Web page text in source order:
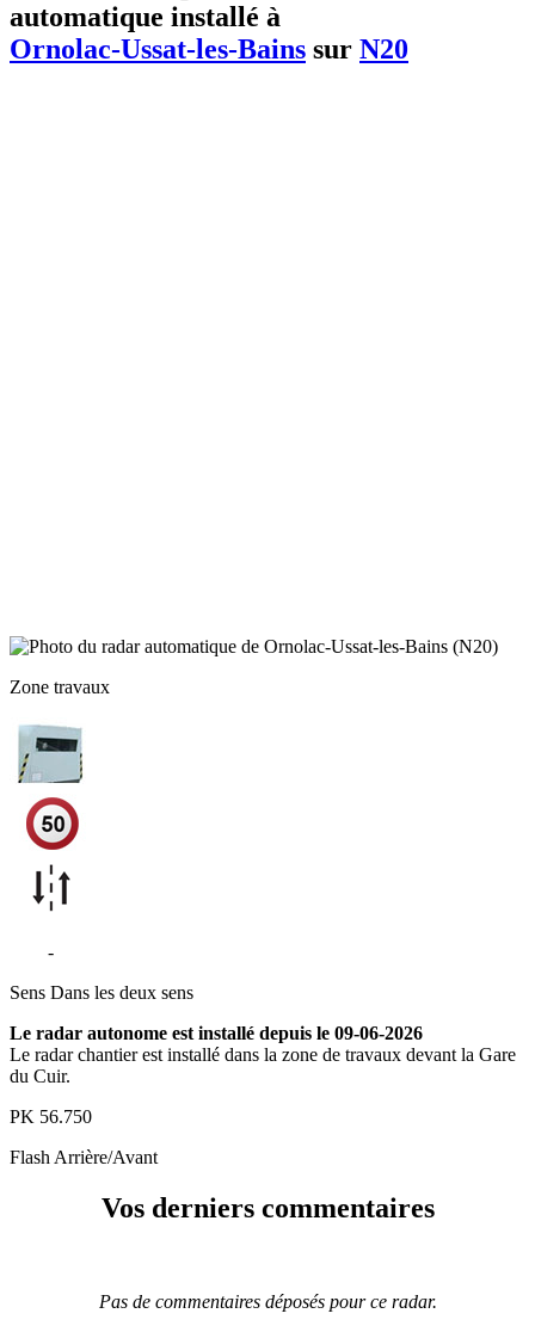
automatique installé à
Ornolac-Ussat-les-Bains sur N20
Zone travaux
-
Sens Dans les deux sens
Le radar autonome est installé depuis le 09-06-2026
Le radar chantier est installé dans la zone de travaux devant la Gare
du Cuir.
PK 56.750
Flash Arrière/Avant
Vos derniers commentaires
Pas de commentaires déposés pour ce radar.